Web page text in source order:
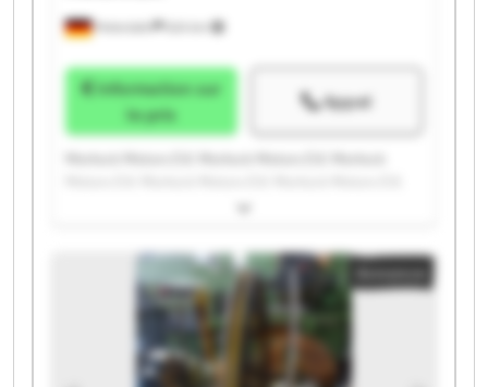
Peterslahr
Information sur
le prix
Appel
Morlock Motors E.K. Morlock Motors E.K. Morlock
Morlock Motors E.K. Morlock Motors E.K. Morlock
Motors E.K. Morlock Motors E.K. Morlock Motors E.K.
Morlock Motors E.K. Morlock Motors E.K. Morlock
Motors E.K. Morlock Motors E.K. Morlock Motors E.K.
Annonce